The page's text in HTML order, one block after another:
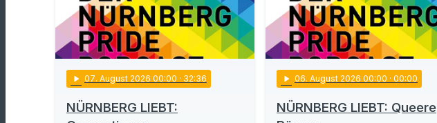
play_arrow 07. August 2026 00:00 · 32:36
NÜRNBERG LIEBT:
play_arrow 06. August 2026 00:00 · 00:00
NÜRNBERG LIEBT: Queere